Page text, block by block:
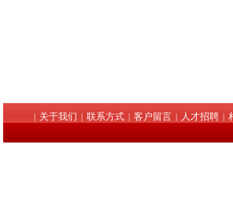
| 关于我们 | 联系方式 | 客户留言 | 人才招聘 |